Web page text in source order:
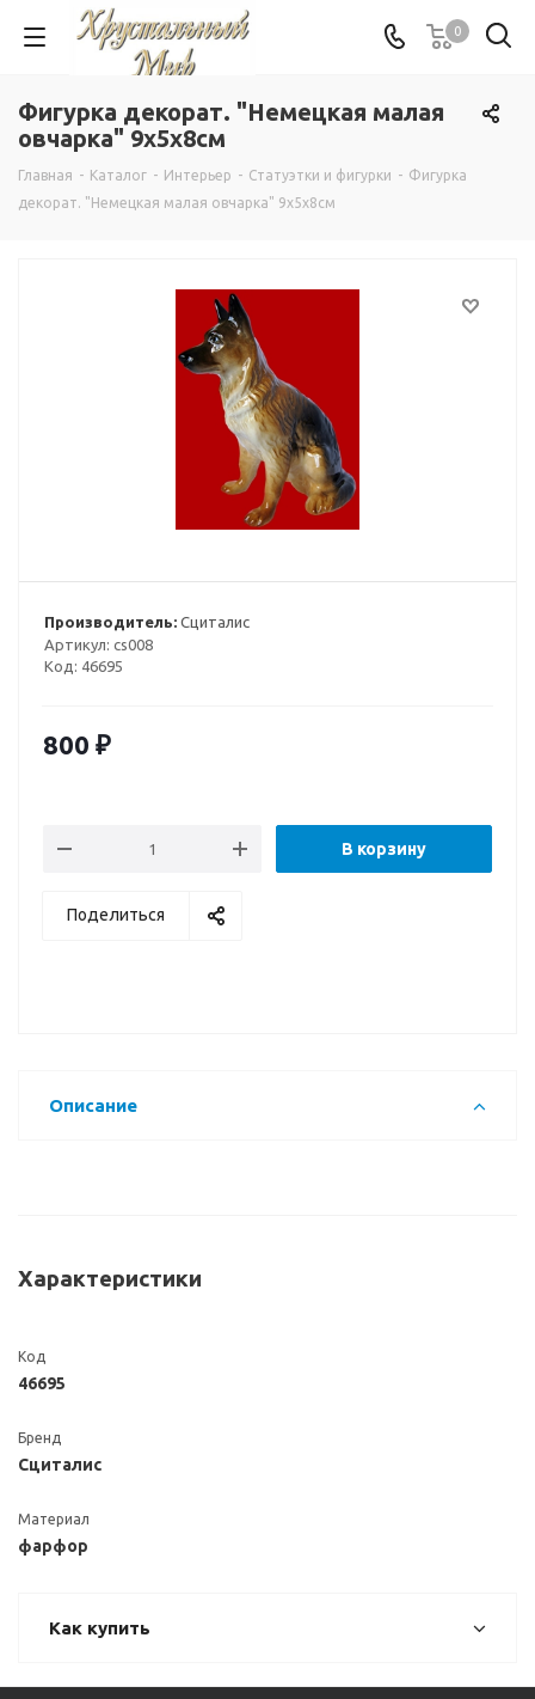
0
Фигурка декорат. "Немецкая малая
овчарка" 9x5x8см
Главная - Каталог - Интерьер - Статуэтки и фигурки - Фигурка
декорат. "Немецкая малая овчарка" 9x5x8см
Производитель: Сциталис
Артикул: cs008
Код: 46695
800 ₽
В корзину
Поделиться
Описание
Характеристики
Код
46695
Бренд
Сциталис
Материал
фарфор
Как купить